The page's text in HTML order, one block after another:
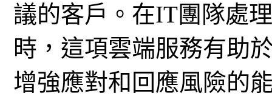
議的客戶。在IT團隊處
時，這項雲端服務有助
增強應對和回應風險的